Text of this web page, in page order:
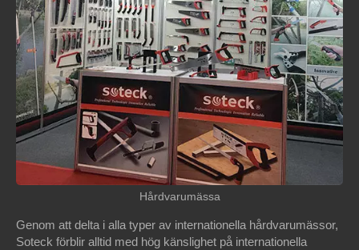
Hårdvarumässa
Genom att delta i alla typer av internationella hårdvarumässor,
Soteck förblir alltid med hög känslighet på internationella